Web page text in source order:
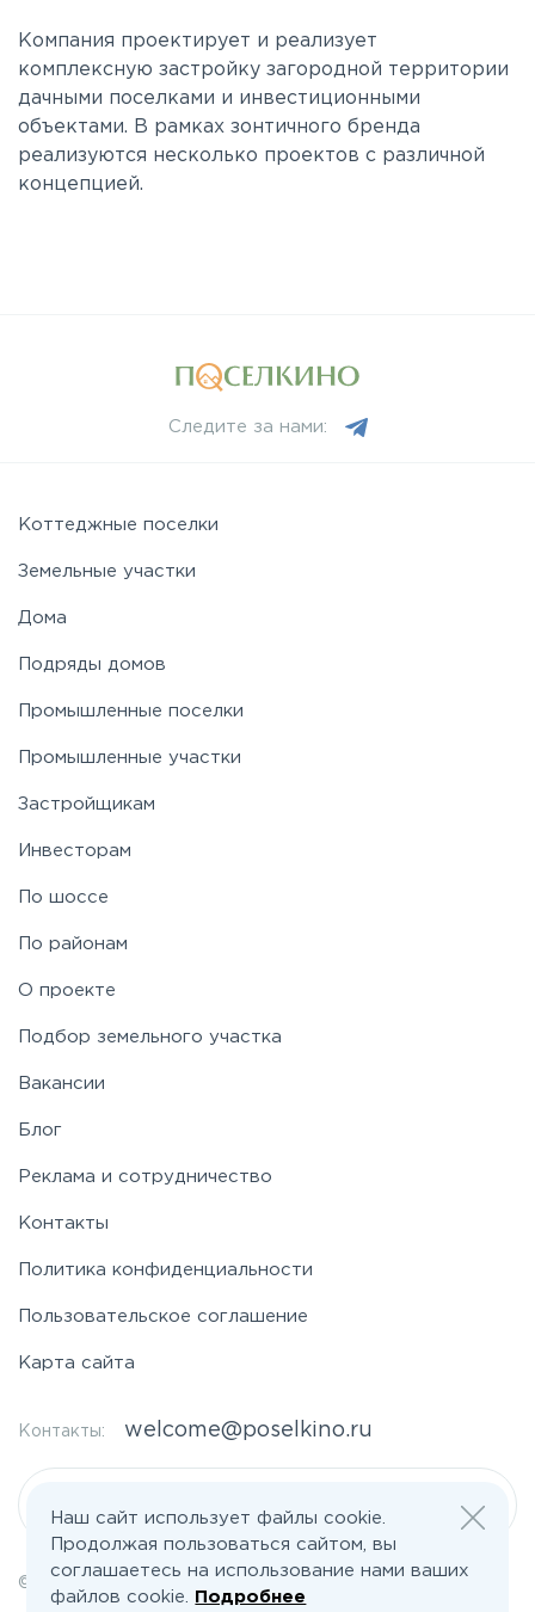
Компания проектирует и реализует
комплексную застройку загородной территории
дачными поселками и инвестиционными
объектами. В рамках зонтичного бренда
реализуются несколько проектов с различной
концепцией.
Следите за нами:
Коттеджные поселки
Земельные участки
Дома
Подряды домов
Промышленные поселки
Промышленные участки
Застройщикам
Инвесторам
По шоссе
По районам
О проекте
Подбор земельного участка
Вакансии
Блог
Реклама и сотрудничество
Контакты
Политика конфиденциальности
Пользовательское соглашение
Карта сайта
Контакты: welcome@poselkino.ru
© 2026 Все права защищены | poselkino.ru
ИП Маслов Дмитрий Валерьевич
Наш сайт использует файлы cookie.
Продолжая пользоваться сайтом, вы
соглашаетесь на использование нами ваших
файлов cookie.
Подробнее